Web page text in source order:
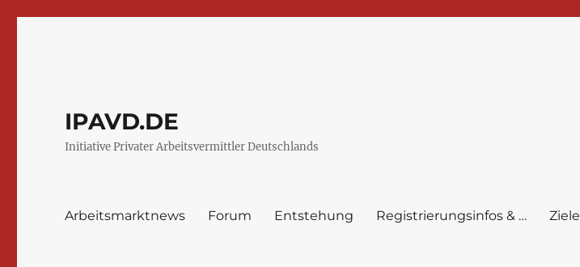
IPAVD.DE
Initiative Privater Arbeitsvermittler Deutschlands
Arbeitsmarktnews Forum Entstehung Registrierungsinfos & … Ziele